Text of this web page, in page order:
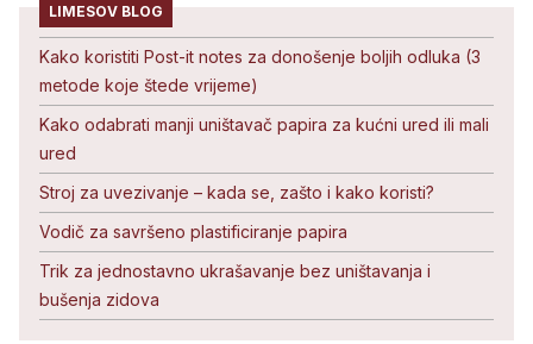
LIMESOV BLOG
Kako koristiti Post-it notes za donošenje boljih odluka (3
metode koje štede vrijeme)
Kako odabrati manji uništavač papira za kućni ured ili mali
ured
Stroj za uvezivanje – kada se, zašto i kako koristi?
Vodič za savršeno plastificiranje papira
Trik za jednostavno ukrašavanje bez uništavanja i
bušenja zidova